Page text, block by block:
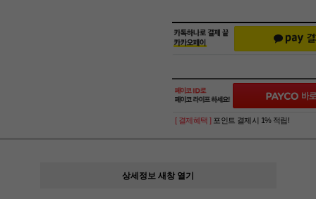
[ 결제혜택 ] 포인트 결제시 1% 적립!
상세정보 새창 열기